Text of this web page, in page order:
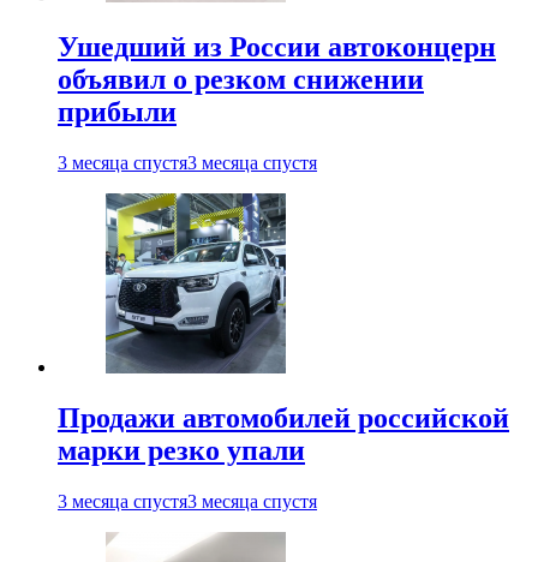
Ушедший из России автоконцерн
объявил о резком снижении
прибыли
3 месяца спустя3 месяца спустя
Продажи автомобилей российской
марки резко упали
3 месяца спустя3 месяца спустя